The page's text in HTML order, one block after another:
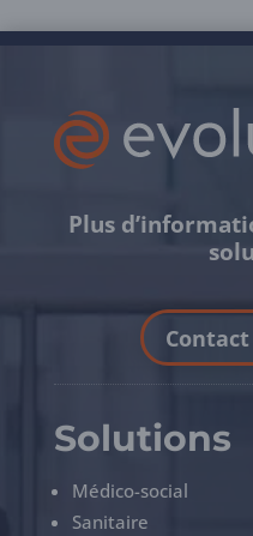
Plus
Solutions
Médico-social
Sanitaire